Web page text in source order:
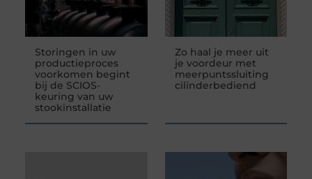
Storingen in uw
productieproces
voorkomen begint
bij de SCIOS-
keuring van uw
stookinstallatie
Zo haal je meer uit
je voordeur met
meerpuntssluiting
cilinderbediend